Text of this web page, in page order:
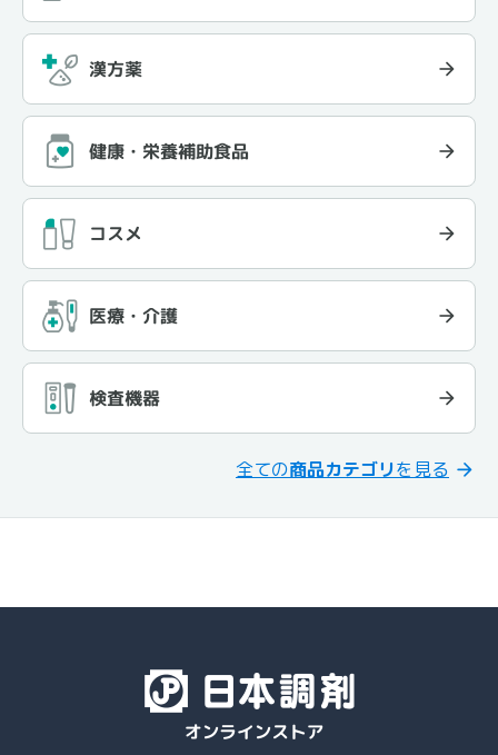
漢方薬
健康・栄養補助食品
コスメ
医療・介護
検査機器
全ての商品カテゴリを見る